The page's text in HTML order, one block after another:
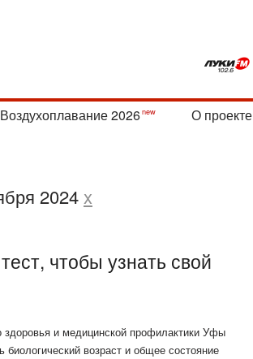
Воздухоплавание 2026 О проекте
2024 x
чтобы узнать свой
здоровья и медицинской профилактики Уфы
биологический возраст и общее состояние